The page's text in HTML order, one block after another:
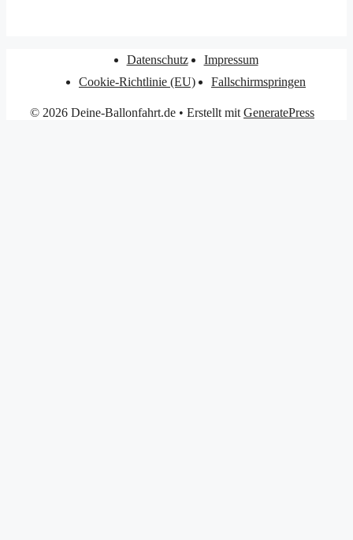
Datenschutz
Impressum
Cookie-Richtlinie (EU)
Fallschirmspringen
© 2026 Deine-Ballonfahrt.de • Erstellt mit GeneratePress